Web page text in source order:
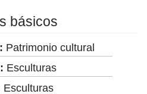
básicos
Patrimonio cultural
Esculturas
Esculturas